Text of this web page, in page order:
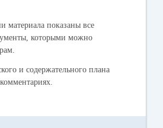
материала показаны все
которыми можно
и содержательного плана